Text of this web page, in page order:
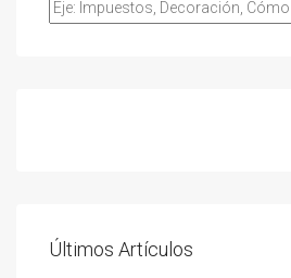
Últimos Artículos